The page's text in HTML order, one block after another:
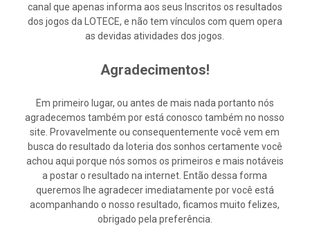
canal que apenas informa aos seus Inscritos os resultados
dos jogos da LOTECE, e não tem vínculos com quem opera
as devidas atividades dos jogos.
Agradecimentos!
Em primeiro lugar, ou antes de mais nada portanto nós
agradecemos também por está conosco também no nosso
site. Provavelmente ou consequentemente você vem em
busca do resultado da loteria dos sonhos certamente você
achou aqui porque nós somos os primeiros e mais notáveis
a postar o resultado na internet. Então dessa forma
queremos lhe agradecer imediatamente por você está
acompanhando o nosso resultado, ficamos muito felizes,
obrigado pela preferência.